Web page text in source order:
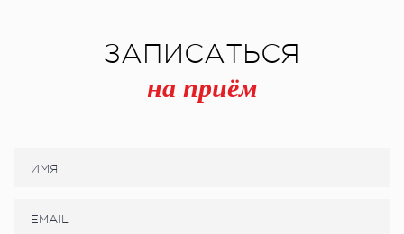
ЗАПИСАТЬСЯ
на приём